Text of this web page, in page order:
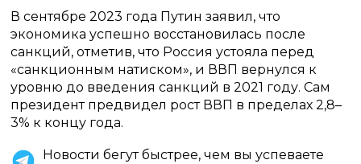
В сентябре 2023 года Путин заявил, что
экономика успешно восстановилась после
санкций, отметив, что Россия устояла перед
«санкционным натиском», и ВВП вернулся к
уровню до введения санкций в 2021 году. Сам
президент предвидел рост ВВП в пределах 2,8–
3% к концу года.
Новости бегут быстрее, чем вы успеваете